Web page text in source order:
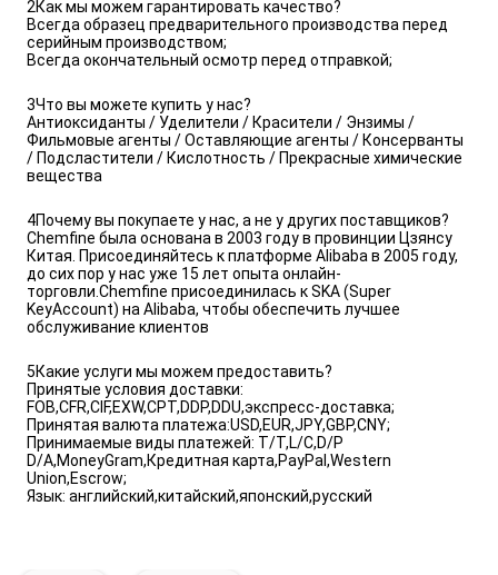
2Как мы можем гарантировать качество?
Всегда образец предварительного производства перед
серийным производством;
Всегда окончательный осмотр перед отправкой;
3Что вы можете купить у нас?
Антиоксиданты / Уделители / Красители / Энзимы /
Фильмовые агенты / Оставляющие агенты / Консерванты
/ Подсластители / Кислотность / Прекрасные химические
вещества
4Почему вы покупаете у нас, а не у других поставщиков?
Chemfine была основана в 2003 году в провинции Цзянсу
Китая. Присоединяйтесь к платформе Alibaba в 2005 году,
до сих пор у нас уже 15 лет опыта онлайн-
торговли.Chemfine присоединилась к SKA (Super
KeyAccount) на Alibaba, чтобы обеспечить лучшее
обслуживание клиентов
5Какие услуги мы можем предоставить?
Принятые условия доставки:
FOB,CFR,CIF,EXW,CPT,DDP,DDU,экспресс-доставка;
Принятая валюта платежа:USD,EUR,JPY,GBP,CNY;
Принимаемые виды платежей: T/T,L/C,D/P
D/A,MoneyGram,Кредитная карта,PayPal,Western
Union,Escrow;
Язык: английский,китайский,японский,русский